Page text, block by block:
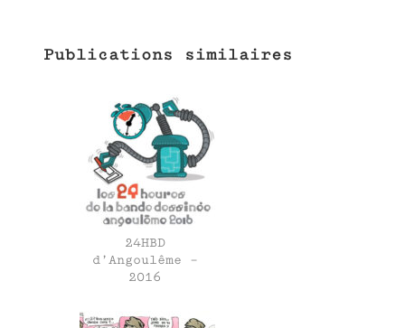
Publications similaires
24HBD
d’Angoulême –
2016